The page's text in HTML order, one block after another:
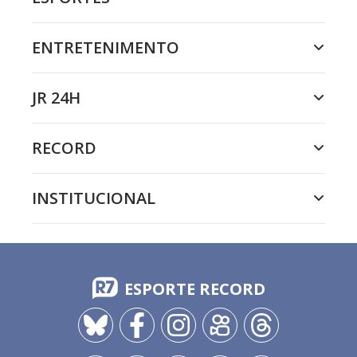
ENTRETENIMENTO
JR 24H
RECORD
INSTITUCIONAL
ESPORTE RECORD